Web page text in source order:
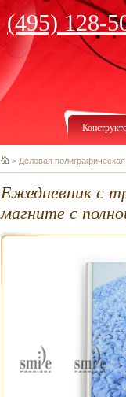
(495) 128-
> Деловая
Ежедневник с
магните с